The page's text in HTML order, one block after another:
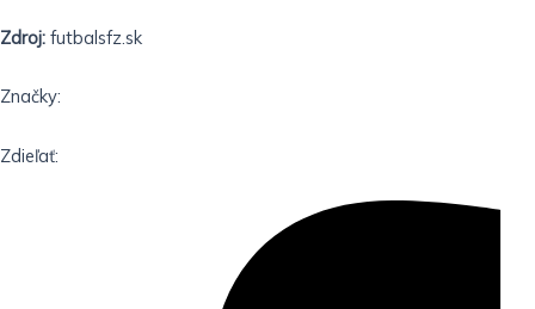
Zdroj: futbalsfz.sk
Značky:
Zdieľať: